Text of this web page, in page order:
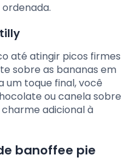
até atingir picos firmes
sobre as bananas em
um toque final, você
ou canela sobre
adicional à
banoffee pie